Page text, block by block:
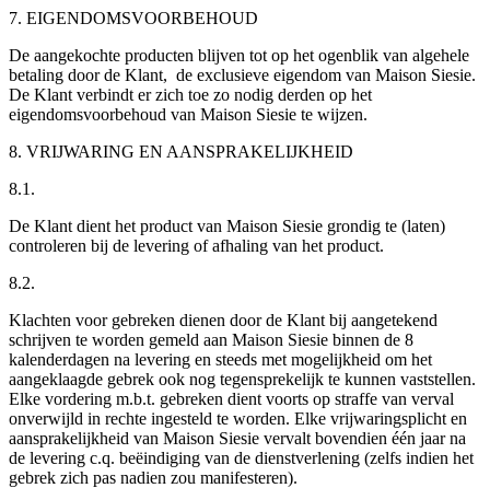
7. EIGENDOMSVOORBEHOUD
De aangekochte producten blijven tot op het ogenblik van algehele
betaling door de Klant, de exclusieve eigendom van Maison Siesie.
De Klant verbindt er zich toe zo nodig derden op het
eigendomsvoorbehoud van Maison Siesie te wijzen.
8. VRIJWARING EN AANSPRAKELIJKHEID
8.1.
De Klant dient het product van Maison Siesie grondig te (laten)
controleren bij de levering of afhaling van het product.
8.2.
Klachten voor gebreken dienen door de Klant bij aangetekend
schrijven te worden gemeld aan Maison Siesie binnen de 8
kalenderdagen na levering en steeds met mogelijkheid om het
aangeklaagde gebrek ook nog tegensprekelijk te kunnen vaststellen.
Elke vordering m.b.t. gebreken dient voorts op straffe van verval
onverwijld in rechte ingesteld te worden. Elke vrijwaringsplicht en
aansprakelijkheid van Maison Siesie vervalt bovendien één jaar na
de levering c.q. beëindiging van de dienstverlening (zelfs indien het
gebrek zich pas nadien zou manifesteren).